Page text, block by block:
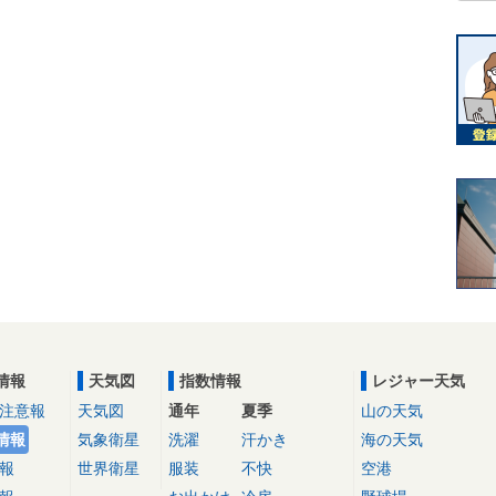
報
意報
報
天気図
天気図
気象衛星
世界衛星
指数情報
通年
洗濯
服装
夏季
汗かき
不快
レジャー天気
山の天気
海の天気
空港